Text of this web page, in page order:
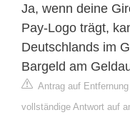
Ja, wenn deine
Pay-Logo trägt,
Deutschlands im
Bargeld am
Antrag auf
vollständige Antwort auf